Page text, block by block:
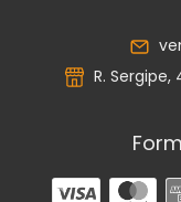
R.